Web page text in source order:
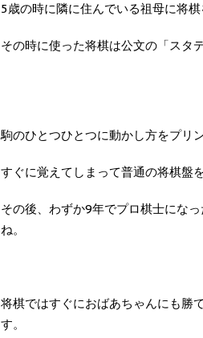
5歳の時に隣に住んでいる祖母に将
その時に使った将棋は公文の「スタ
駒のひとつひとつに動かし方をプリ
すぐに覚えてしまって普通の将棋盤
その後、わずか9年でプロ棋士にな
ね。
将棋ではすぐにおばあちゃんにも勝
す。